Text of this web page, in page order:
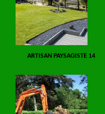
ARTISAN PAYSAGISTE 14